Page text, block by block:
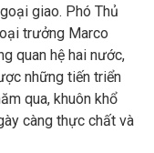
giao. Phó Thủ
trưởng Marco
quan hệ hai nước,
những tiến triển
qua, khuôn khổ
càng thực chất và